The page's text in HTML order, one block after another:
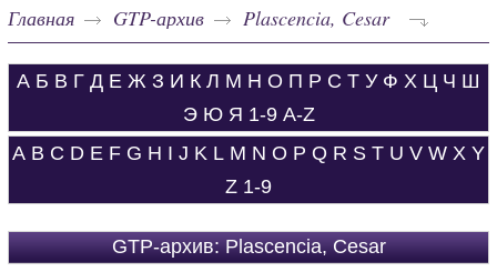
Главная GTP-архив Plascencia, Cesar
А Б В Г Д Е Ж З И К Л М Н О П Р С Т У Ф Х Ц Ч Ш
Э Ю Я 1-9 A-Z
A B C D E F G H I J K L M N O P Q R S T U V W X Y
Z 1-9
GTP-архив: Plascencia, Cesar